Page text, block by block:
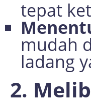
tepat
mudah
ladang
2.